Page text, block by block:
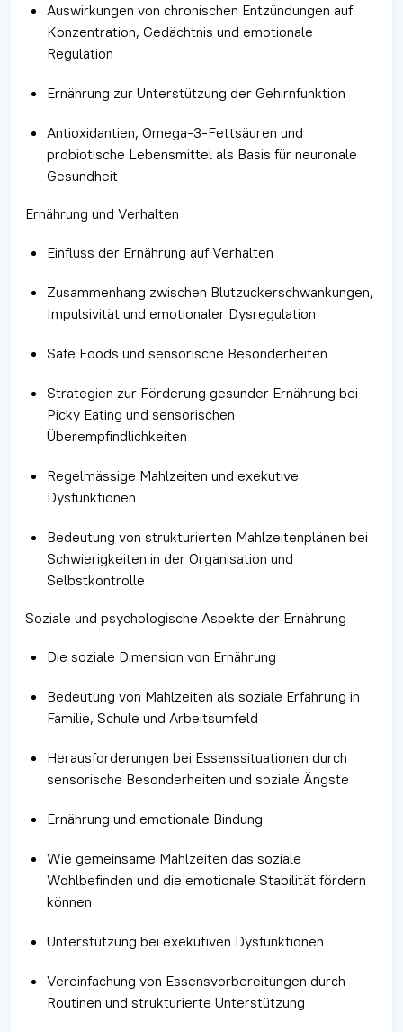
Auswirkungen von chronischen Entzündungen auf
Konzentration, Gedächtnis und emotionale
Regulation
Ernährung zur Unterstützung der Gehirnfunktion
Antioxidantien, Omega-3-Fettsäuren und
probiotische Lebensmittel als Basis für neuronale
Gesundheit
Ernährung und Verhalten
Einfluss der Ernährung auf Verhalten
Zusammenhang zwischen Blutzuckerschwankungen,
Impulsivität und emotionaler Dysregulation
Safe Foods und sensorische Besonderheiten
Strategien zur Förderung gesunder Ernährung bei
Picky Eating und sensorischen
Überempfindlichkeiten
Regelmässige Mahlzeiten und exekutive
Dysfunktionen
Bedeutung von strukturierten Mahlzeitenplänen bei
Schwierigkeiten in der Organisation und
Selbstkontrolle
Soziale und psychologische Aspekte der Ernährung
Die soziale Dimension von Ernährung
Bedeutung von Mahlzeiten als soziale Erfahrung in
Familie, Schule und Arbeitsumfeld
Herausforderungen bei Essenssituationen durch
sensorische Besonderheiten und soziale Ängste
Ernährung und emotionale Bindung
Wie gemeinsame Mahlzeiten das soziale
Wohlbefinden und die emotionale Stabilität fördern
können
Unterstützung bei exekutiven Dysfunktionen
Vereinfachung von Essensvorbereitungen durch
Routinen und strukturierte Unterstützung